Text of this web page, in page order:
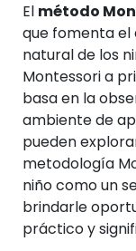
El método
que fomenta el
natural de los
Montessori a
basa en la
ambiente de
pueden
metodología
niño como un
brindarle
práctico y